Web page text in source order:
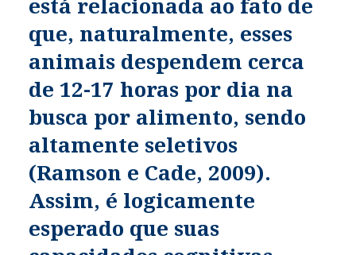
que, naturalmente, esses
animais despendem cerca
de 12-17 horas por dia na
busca por alimento, sendo
altamente seletivos
(Ramson e Cade, 2009).
Assim, é logicamente
esperado que suas